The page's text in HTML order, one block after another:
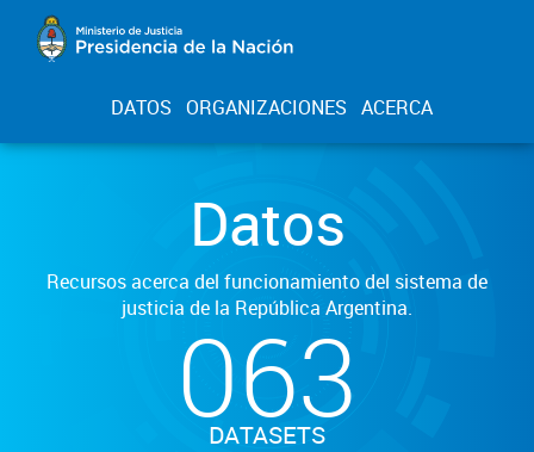
DATOS ORGANIZACIONES ACERCA
Datos
Recursos acerca del funcionamiento del sistema de
justicia de la República Argentina.
063
DATASETS